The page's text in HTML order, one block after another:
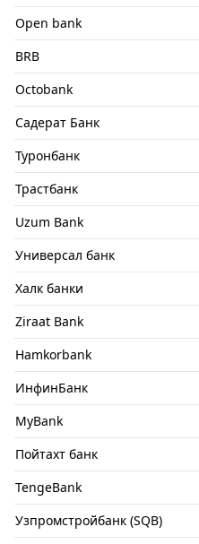
Open bank
BRB
Octobank
Садерат Банк
Туронбанк
Трастбанк
Uzum Bank
Универсал банк
Халк банки
Ziraat Bank
Hamkorbank
ИнфинБанк
MyBank
Пойтахт банк
TengeBank
Узпромстройбанк (SQB)